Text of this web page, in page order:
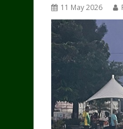
11 May 2026